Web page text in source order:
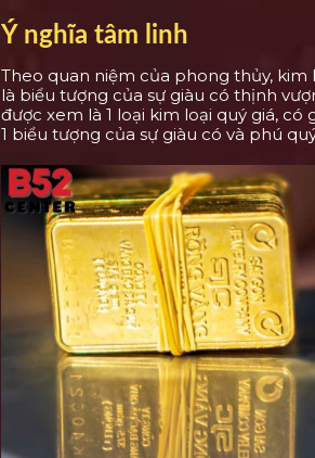
Ý nghĩa tâm linh
Theo quan niệm của phong thủy, kim
là biểu tượng của sự giàu có thịnh
được xem là 1 loại kim loại quý giá, có
1 biểu tượng của sự giàu có và phú